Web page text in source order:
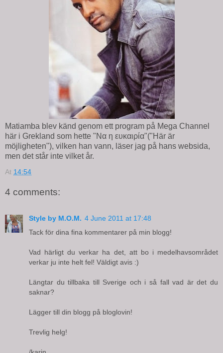
Matiamba blev känd genom ett program på Mega Channel
här i Grekland som hette "Να η ευκαιρία"("Här är
möjligheten"), vilken han vann, läser jag på hans websida,
men det står inte vilket år.
At 14:54
4 comments:
Style by M.O.M. 4 June 2011 at 17:48
Tack för dina fina kommentarer på min blogg!
Vad härligt du verkar ha det, att bo i medelhavsområdet
verkar ju inte helt fel! Väldigt avis :)
Längtar du tillbaka till Sverige och i så fall vad är det du
saknar?
Lägger till din blogg på bloglovin!
Trevlig helg!